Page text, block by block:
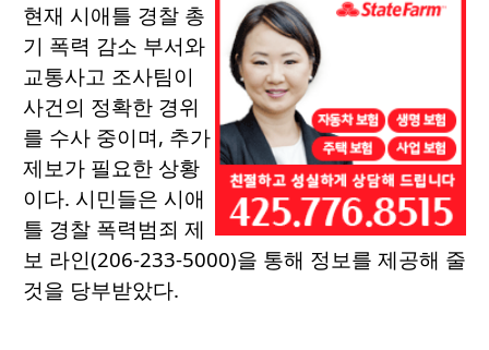
현재 시애틀 경찰 총
기 폭력 감소 부서와
교통사고 조사팀이
사건의 정확한 경위
를 수사 중이며, 추가
제보가 필요한 상황
이다. 시민들은 시애
틀 경찰 폭력범죄 제
보 라인(206-233-5000)을 통해 정보를 제공해 줄
것을 당부받았다.